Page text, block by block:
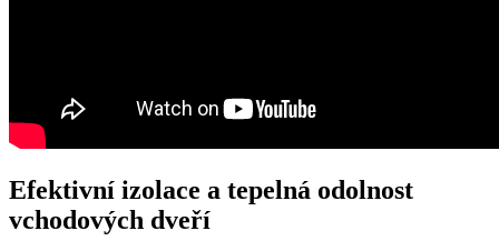
Efektivní izolace a tepelná odolnost
vchodových dveří